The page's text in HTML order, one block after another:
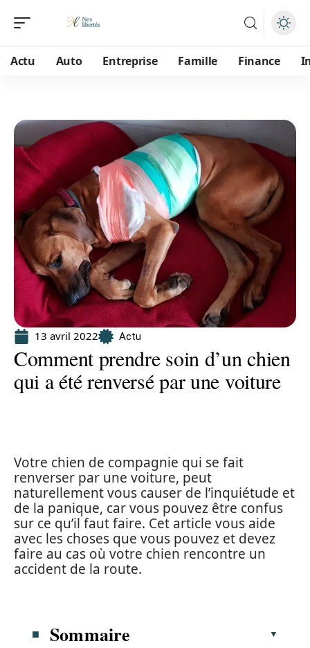
Actu Auto Entreprise Famille Finance
13 avril 2022 Actu
Comment prendre soin d’un chien
qui a été renversé par une voiture
Votre chien de compagnie qui se fait
renverser par une voiture, peut
naturellement vous causer de l’inquiétude et
de la panique, car vous pouvez être confus
sur ce qu’il faut faire. Cet article vous aide
avec les choses que vous pouvez et devez
faire au cas où votre chien rencontre un
accident de la route.
Sommaire